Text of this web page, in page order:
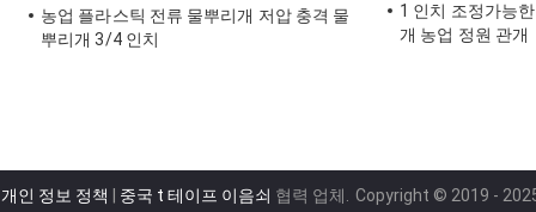
농업 플라스틱 전류 물뿌리개 저압 충격 물
뿌리개 3/4 인치
1 인치 조정가능
개 농업 정원 관개
개인 정보 정책 중국 t 테이프 이음쇠 협력 업체. Copyright © 2019 -